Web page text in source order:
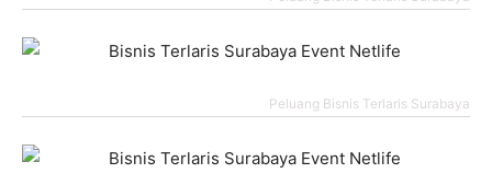
Peluang Bisnis Terlaris Surabaya